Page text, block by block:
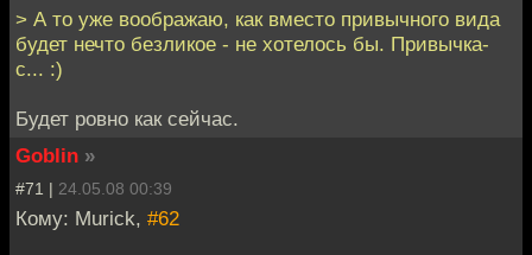
> А то уже воображаю, как вместо привычного вида
будет нечто безликое - не хотелось бы. Привычка-
с... :)
Будет ровно как сейчас.
Goblin »
#71 | 24.05.08 00:39
Кому: Murick, #62